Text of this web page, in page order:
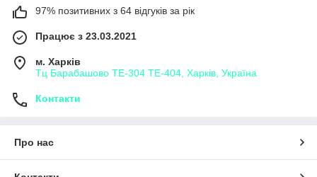
97% позитивних з 64 відгуків за рік
Працює з 23.03.2021
м. Харків
Тц Барабашово ТЕ-304 ТЕ-404, Харків, Україна
Контакти
Про нас